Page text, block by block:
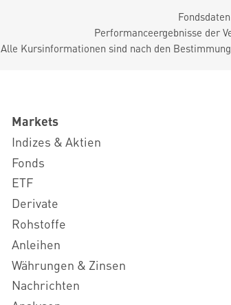
Performanceergebnisse der
Alle Kursinformationen sind nach den
Markets
Indizes & Aktien
Fonds
ETF
Derivate
Rohstoffe
Anleihen
Währungen & Zinsen
Nachrichten